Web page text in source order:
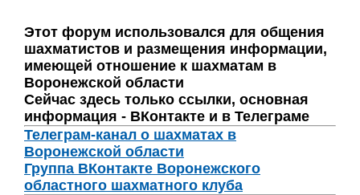
Этот форум использовался для общения
шахматистов и размещения информации,
имеющей отношение к шахматам в
Воронежской области
Сейчас здесь только ссылки, основная
информация - ВКонтакте и в Телеграме
Телеграм-канал о шахматах в
Воронежской области
Группа ВКонтакте Воронежского
областного шахматного клуба